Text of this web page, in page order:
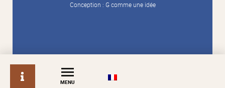
info
MENU
Conception : G comme une idée